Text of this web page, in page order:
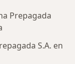
Prepagada
S.A. en